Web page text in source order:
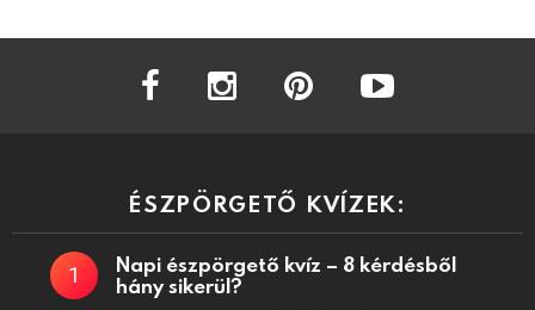
facebook instagram
ÉSZPÖRGETŐ KVÍZEK:
Napi észpörgető kvíz – 8 kérdésből
hány sikerül?